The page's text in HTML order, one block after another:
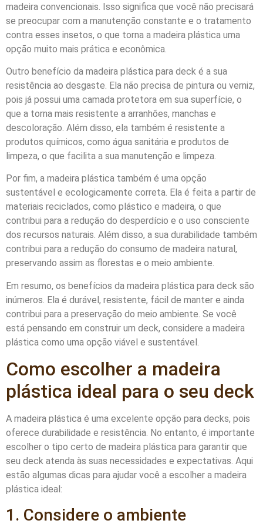
madeira convencionais. Isso significa que você não precisará
se preocupar com a manutenção constante e o tratamento
contra esses insetos, o que torna a madeira plástica uma
opção muito mais prática e econômica.
Outro benefício da madeira plástica para deck é a sua
resistência ao desgaste. Ela não precisa de pintura ou verniz,
pois já possui uma camada protetora em sua superfície, o
que a torna mais resistente a arranhões, manchas e
descoloração. Além disso, ela também é resistente a
produtos químicos, como água sanitária e produtos de
limpeza, o que facilita a sua manutenção e limpeza.
Por fim, a madeira plástica também é uma opção
sustentável e ecologicamente correta. Ela é feita a partir de
materiais reciclados, como plástico e madeira, o que
contribui para a redução do desperdício e o uso consciente
dos recursos naturais. Além disso, a sua durabilidade também
contribui para a redução do consumo de madeira natural,
preservando assim as florestas e o meio ambiente.
Em resumo, os benefícios da madeira plástica para deck são
inúmeros. Ela é durável, resistente, fácil de manter e ainda
contribui para a preservação do meio ambiente. Se você
está pensando em construir um deck, considere a madeira
plástica como uma opção viável e sustentável.
Como escolher a madeira
plástica ideal para o seu deck
A madeira plástica é uma excelente opção para decks, pois
oferece durabilidade e resistência. No entanto, é importante
escolher o tipo certo de madeira plástica para garantir que
seu deck atenda às suas necessidades e expectativas. Aqui
estão algumas dicas para ajudar você a escolher a madeira
plástica ideal:
1. Considere o ambiente